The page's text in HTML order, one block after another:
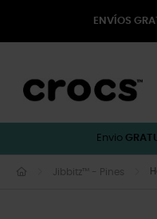
ENVÍOS
Envio
Jibbitz™ - Pines